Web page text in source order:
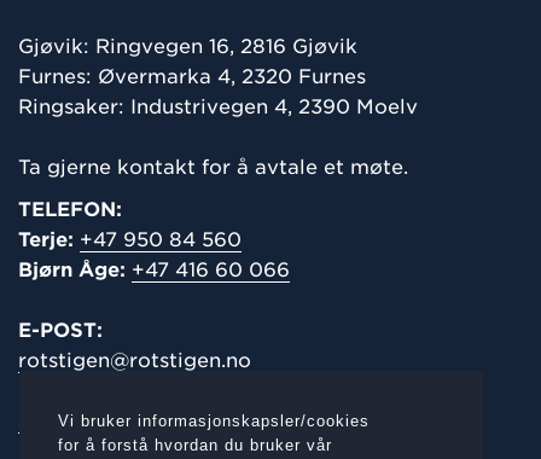
Vi bruker informasjonskapsler/cookies
for å forstå hvordan du bruker vår
Gjøvik: Ringvegen 16, 2816 Gjøvik
Furnes: Øvermarka 4, 2320 Furnes
Ringsaker: Industrivegen 4, 2390 Moelv
Ta gjerne kontakt for å avtale et møte.
TELEFON:
Terje: +47 950 84 560
Bjørn Åge: +47 416 60 066
E-POST:
rotstigen@rotstigen.no
salg@rotstigen.no